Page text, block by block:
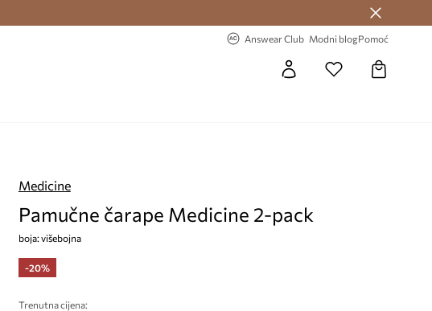
Answear Club Modni blogPomoć
Medicine
Pamučne čarape Medicine 2-pack
boja: višebojna
-20%
Trenutna cijena: